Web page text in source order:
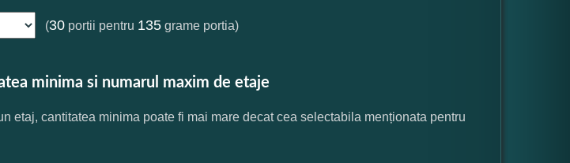
(30 portii pentru 135 grame portia)
minima si numarul maxim de etaje
etaj, cantitatea minima poate fi mai mare decat cea selectabila menționata pentru